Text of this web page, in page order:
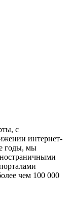
с
интернет-
годы, мы
чем 100 000